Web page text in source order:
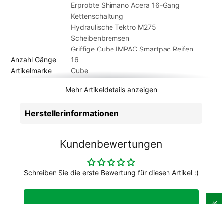
Erprobte Shimano Acera 16-Gang
Kettenschaltung
Hydraulische Tektro M275
Scheibenbremsen
Griffige Cube IMPAC Smartpac Reifen
Anzahl Gänge
16
Artikelmarke
Cube
CUBE IMPAC Smartpac, 2.25
Brake 160/160
CUBE ZX20, 32H, Disc
SR Suntour XCT Disc, 100mm
Geschlecht
Herren
Griffe
ACID React
Hinterradnabe
Mehr Artikeldetails anzeigen
Herstellerinformationen
Kundenbewertungen
Schreiben Sie die erste Bewertung für diesen Artikel :)